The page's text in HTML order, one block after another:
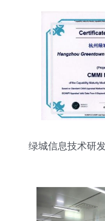
绿城信息技术研